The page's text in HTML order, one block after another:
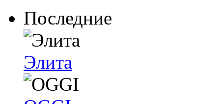
Последние
Элита